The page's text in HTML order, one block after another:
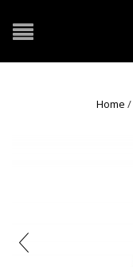
Home /